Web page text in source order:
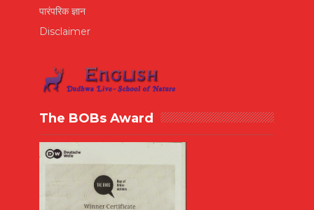
पारंपरिक ज्ञान
Disclaimer
The BOBs Award